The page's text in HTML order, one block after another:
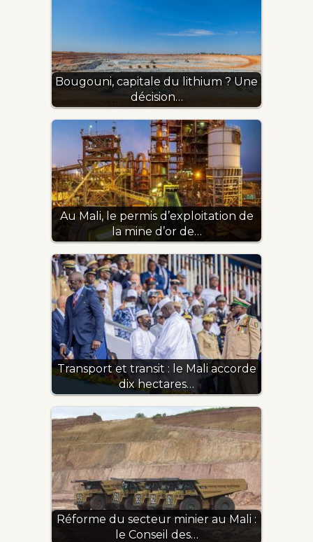
Bougouni, capitale du lithium ? Une
décision…
Au Mali, le permis d’exploitation de
la mine d’or de…
Transport et transit : le Mali accorde
dix hectares…
Réforme du secteur minier au Mali :
le Conseil des…